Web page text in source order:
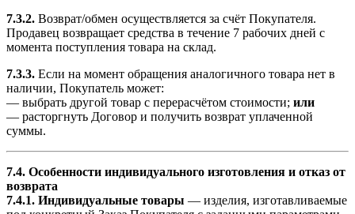
7.3.2. Возврат/обмен осуществляется за счёт Покупателя.
Продавец возвращает средства в течение 7 рабочих дней с
момента поступления товара на склад.
7.3.3. Если на момент обращения аналогичного товара нет в
наличии, Покупатель может:
— выбрать другой товар с перерасчётом стоимости; или
— расторгнуть Договор и получить возврат уплаченной
суммы.
7.4. Особенности индивидуального изготовления и отказ от
возврата
7.4.1. Индивидуальные товары — изделия, изготавливаемые